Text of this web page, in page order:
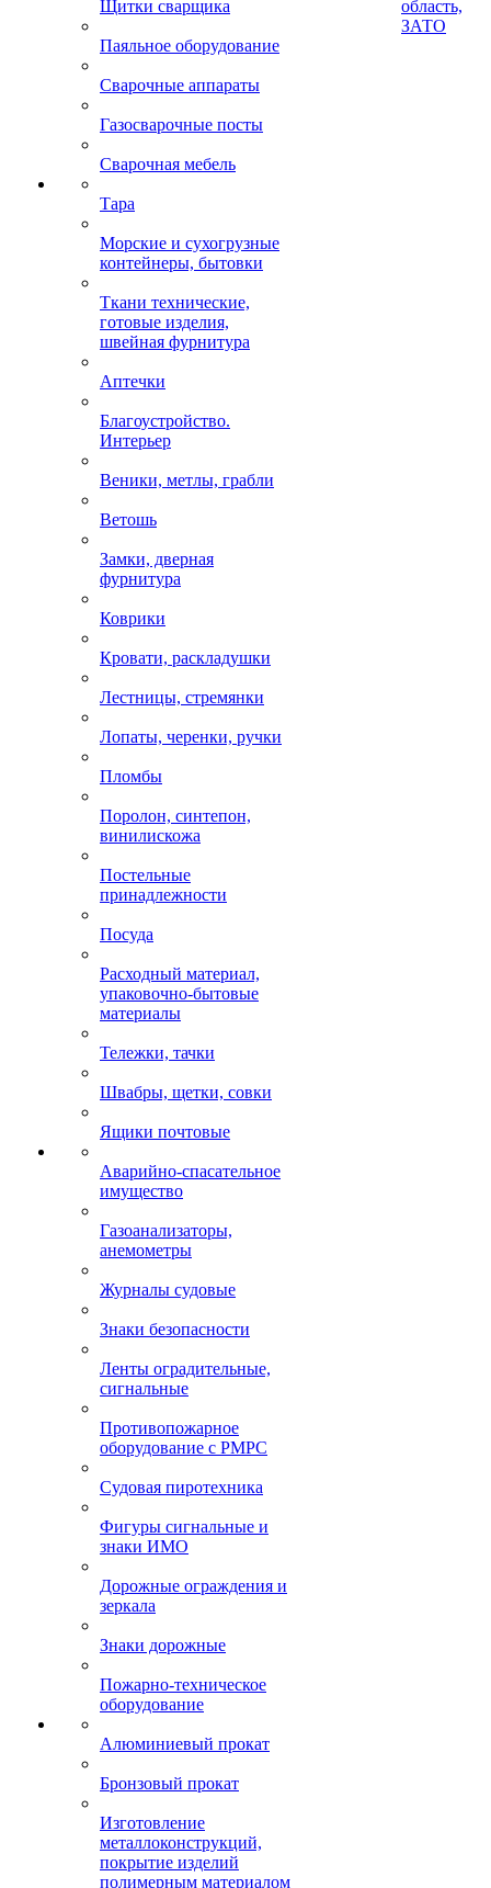
Щитки сварщика
Паяльное оборудование
Сварочные аппараты
Газосварочные посты
Сварочная мебель
Тара
Морские и сухогрузные
контейнеры, бытовки
Ткани технические,
готовые изделия,
швейная фурнитура
Аптечки
Благоустройство.
Интерьер
Веники, метлы, грабли
Ветошь
Замки, дверная
фурнитура
Коврики
Кровати, раскладушки
Лестницы, стремянки
Лопаты, черенки, ручки
Пломбы
Поролон, синтепон,
винилискожа
Постельные
принадлежности
Посуда
Расходный материал,
упаковочно-бытовые
материалы
Тележки, тачки
Швабры, щетки, совки
Ящики почтовые
Аварийно-спасательное
имущество
Газоанализаторы,
анемометры
Журналы судовые
Знаки безопасности
Ленты оградительные,
сигнальные
Противопожарное
оборудование с РМРС
Судовая пиротехника
Фигуры сигнальные и
знаки ИМО
Дорожные ограждения и
зеркала
Знаки дорожные
Пожарно-техническое
оборудование
Алюминиевый прокат
Бронзовый прокат
Изготовление
металлоконструкций,
покрытие изделий
полимерным материалом
область,
ЗАТО